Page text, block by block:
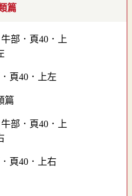
篇
頁40．上左
頁40．上右